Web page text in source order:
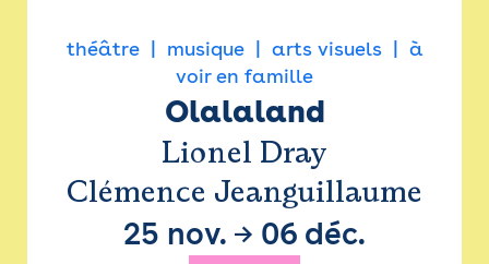
théâtre musique arts visuels
à
voir en famille
Olalaland
Lionel Dray
Clémence Jeanguillaume
25 nov. → 06 déc.